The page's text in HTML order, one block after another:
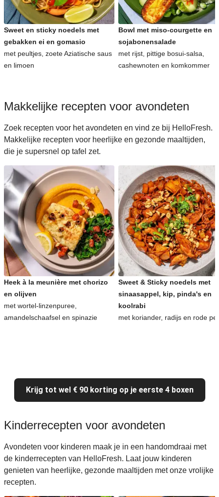
Sweet en sticky noedels met
gebakken ei en gomasio
met peultjes, zoete Aziatische saus
en limoen
Bowl met miso-courgette en
sojabonensalade
met rijst, pittige bosui-salsa,
cashewnoten en komkommer
Makkelijke recepten voor avondeten
Zoek recepten voor het avondeten en vind ze bij HelloFresh.
Makkelijke recepten voor heerlijke en gezonde maaltijden,
die je supersnel op tafel zet.
Heek à la meunière met chorizo
en olijven
met wortel-linzenpuree,
amandelschaafsel en spinazie
Sweet & Sticky noedels met
sinaasappel, kip, pinda's en
koolrabi
met koriander, radijs en rode
Krijg tot wel € 90 korting op je eerste 4 boxen
Kinderrecepten voor avondeten
Avondeten voor kinderen maak je in een handomdraai met
de kinderrecepten van HelloFresh. Laat jouw kinderen
genieten van heerlijke, gezonde maaltijden met onze vrolijke
recepten.